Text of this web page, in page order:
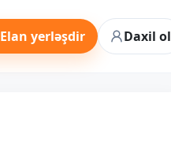
Elan yerləşdir Daxil ol